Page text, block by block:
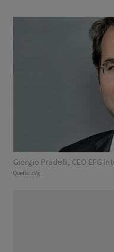
Giorgio Pradelli, CEO EFG
Quelle: zVg